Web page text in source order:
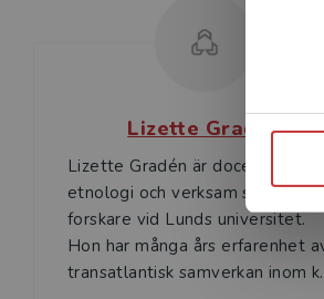
Lizette Gradén
Lizette Gradén är docent i
etnologi och verksam som
forskare vid Lunds universitet.
Hon har många års erfarenhet
transatlantisk samverkan inom